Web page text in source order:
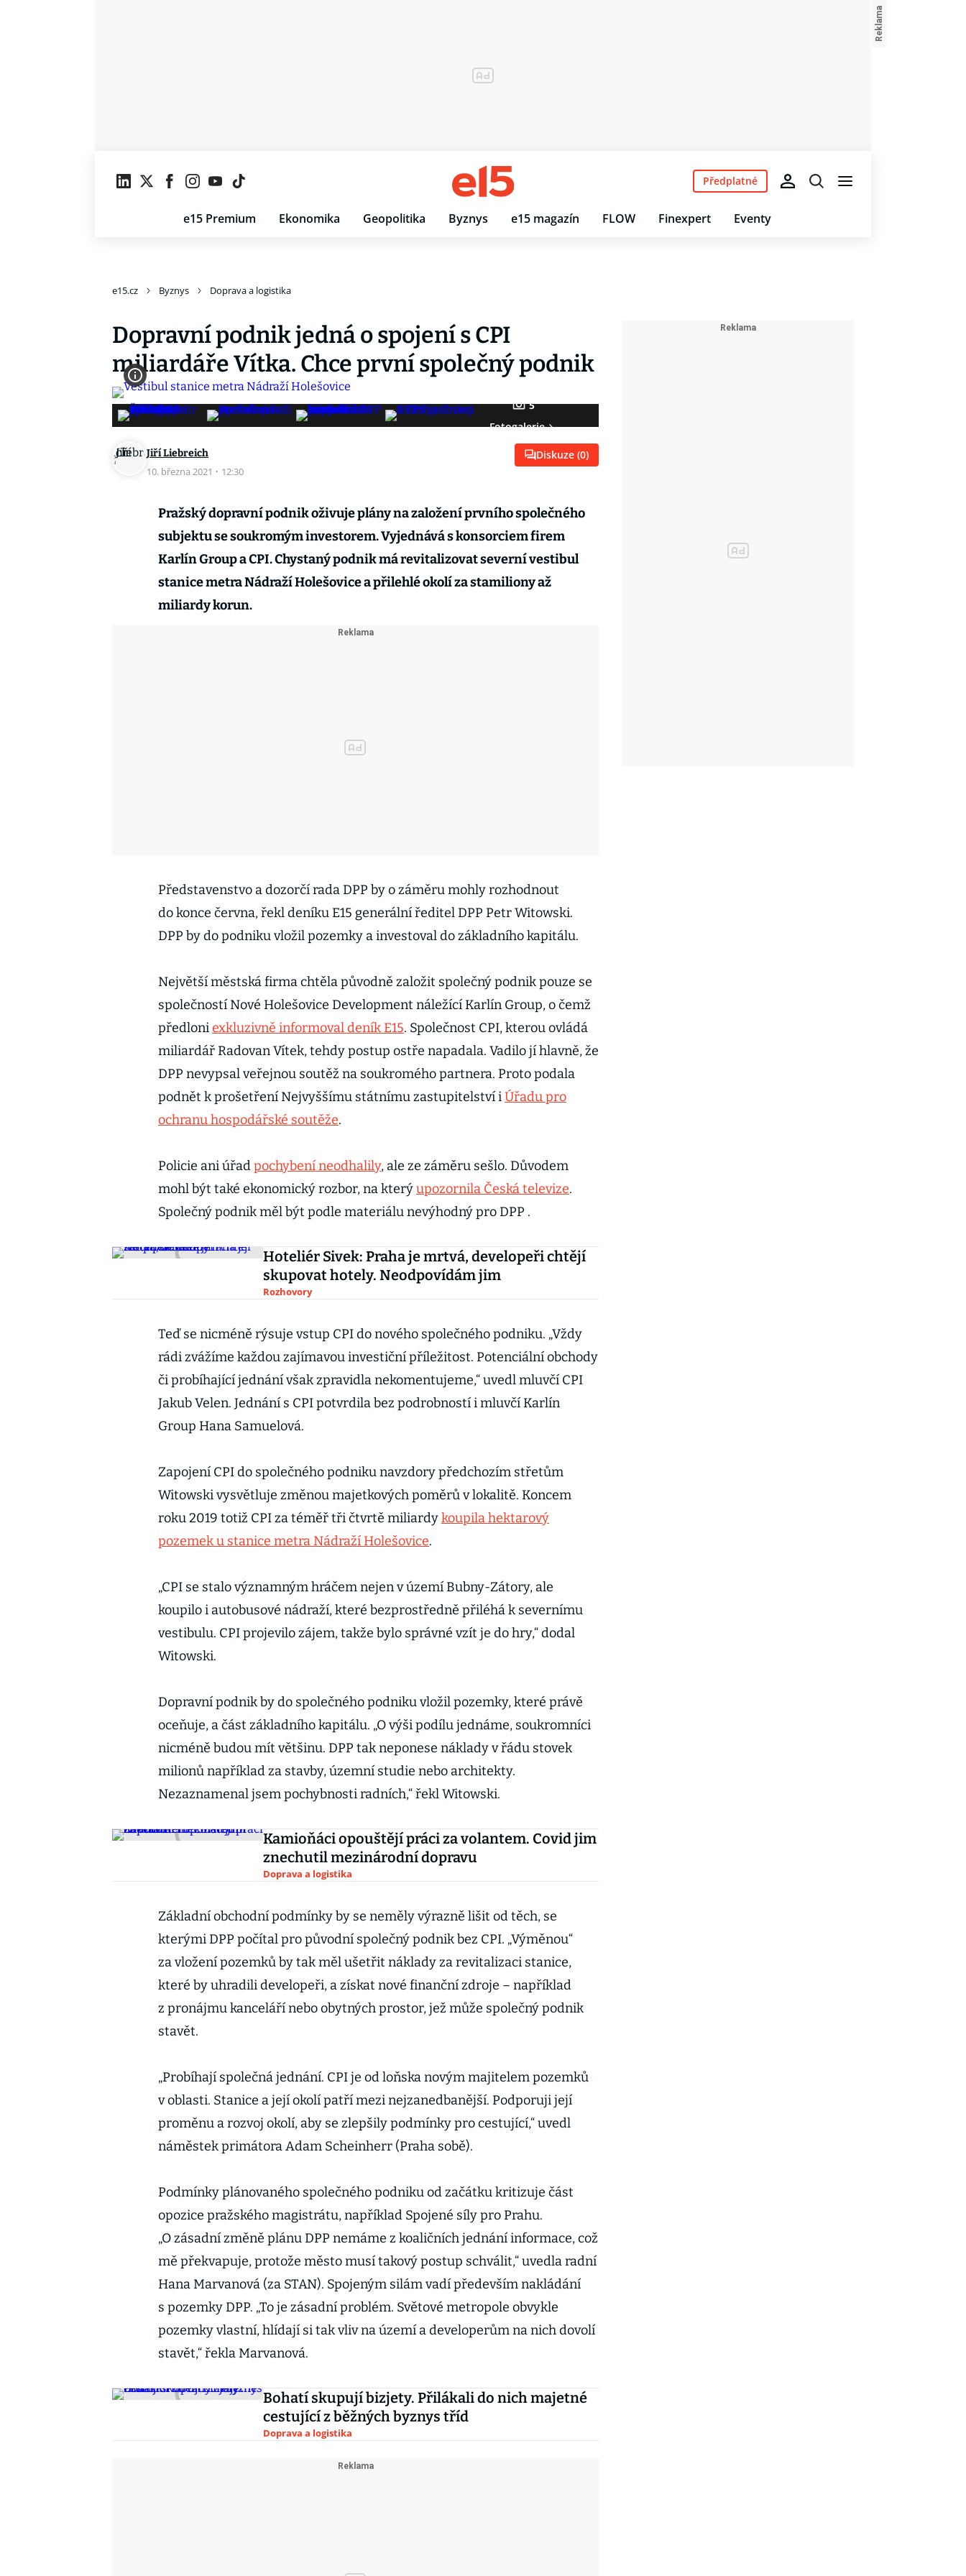
e15 Premium Ekonomika Geopolitika Byznys e15 magazín FLOW Finexpert Eventy
Předplatné
e15.cz Byznys Doprava a logistika
Dopravní podnik jedná o spojení s CPI
miliardáře Vítka. Chce první společný podnik
5
Fotogalerie
Jiří Liebreich
10. března 2021 · 12:30
Diskuze (0)
Pražský dopravní podnik oživuje plány na založení prvního společného
subjektu se soukromým investorem. Vyjednává s konsor­ciem firem
Karlín Group a CPI. Chystaný podnik má revitalizovat severní vestibul
stanice metra Nádraží Holešovice a přilehlé okolí za stamiliony až
miliardy korun.
Představenstvo a dozorčí rada DPP by o záměru mohly rozhodnout
do konce června, řekl deníku E15 generální ředitel DPP Petr Witowski.
DPP by do podniku vložil pozemky a investoval do základního kapitálu.
Největší městská firma chtěla původně založit společný podnik pouze se
společností Nové Holešovice Development náležící Karlín Group, o čemž
předloni exkluzivně informoval deník E15. Společnost CPI, kterou ovládá
miliardář Radovan Vítek, tehdy postup ostře napadala. Vadilo jí hlavně, že
DPP nevypsal veřejnou soutěž na soukromého partnera. Proto podala
podnět k prošetření Nejvyššímu státnímu zastupitelství iÚřadu pro
ochranu hospodářské soutěže.
Policie ani úřadpochybení neodhalily, ale ze záměru sešlo. Důvodem
mohl být také ekonomický rozbor, na kterýupozornila Česká televize.
Společný podnik měl být podle materiálu nevýhodný pro DPP .
Hoteliér Sivek: Praha je mrtvá, developeři chtějí
skupovat hotely. Neodpovídám jim
Rozhovory
Teď se nicméně rýsuje vstup CPI do nového společného podniku. „Vždy
rádi zvážíme každou zajímavou investiční příležitost. Potenciální obchody
či probíhající jednání však zpravidla nekomentujeme,“ uvedl mluvčí CPI
Jakub Velen. Jednání s CPI potvrdila bez podrobností i mluvčí Karlín
Group Hana Samuelová.
Zapojení CPI do společného podniku navzdory předchozím střetům
Witowski vysvětluje změnou majetkových poměrů v lokalitě. Koncem
roku 2019 totiž CPI za téměř tři čtvrtě miliardykoupila hektarový
pozemek u stanice metra Nádraží Holešovice.
„CPI se stalo významným hráčem nejen v území Bubny-Zátory, ale
koupilo i autobusové nádraží, které bezprostředně přiléhá k severnímu
vestibulu. CPI projevilo zájem, takže bylo správné vzít je do hry,“ dodal
Witowski.
Dopravní podnik by do společného podniku vložil pozemky, které právě
oceňuje, a část základního kapitálu. „O výši podílu jednáme, soukromníci
nicméně budou mít většinu. DPP tak neponese náklady v řádu stovek
milionů například za stavby, územní studie nebo architekty.
Nezaznamenal jsem pochybnosti radních,“ řekl Witowski.
Kamioňáci opouštějí práci za volantem. Covid jim
znechutil mezinárodní dopravu
Doprava a logistika
Základní obchodní podmínky by se neměly výrazně lišit od těch, se
kterými DPP počítal pro původní společný podnik bez CPI. „Výměnou“
za vložení pozemků by tak měl ušetřit náklady za revitalizaci stanice,
které by uhradili developeři, a získat nové finanční zdroje – například
z pronájmu kanceláří nebo obytných prostor, jež může společný podnik
stavět.
„Probíhají společná jednání. CPI je od loňska novým majitelem pozemků
v oblasti. Stanice a její okolí patří mezi nejzanedbanější. Podporuji její
proměnu a rozvoj okolí, aby se zlepšily podmínky pro cestující,“ uvedl
náměstek primátora Adam Scheinherr (Praha sobě).
Podmínky plánovaného společného podniku od začátku kritizuje část
opozice pražského magistrátu, například Spojené síly pro Prahu.
„O zásadní změně plánu DPP nemáme z koaličních jednání informace, což
mě překvapuje, protože město musí takový postup schválit,“ uvedla radní
Hana Marvanová (za STAN). Spojeným silám vadí především nakládání
s pozemky DPP. „To je zásadní problém. Světové metropole obvykle
pozemky vlastní, hlídají si tak vliv na území a developerům na nich dovolí
stavět,“ řekla Marvanová.
Bohatí skupují bizjety. Přilákali do nich majetné
cestující z běžných byznys tříd
Doprava a logistika